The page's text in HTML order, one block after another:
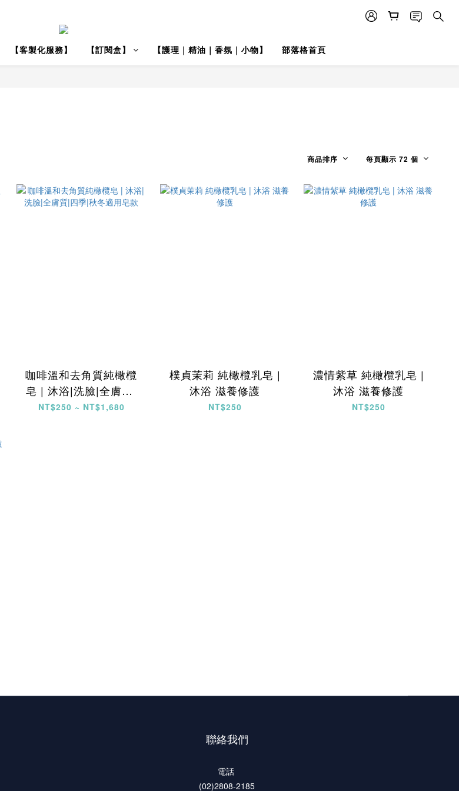
【客製化服務】 【訂閱盒】 【護理｜精油｜香氛｜小物】 部落格首頁
商品排序 每頁顯示 72 個
咖啡溫和去角質純橄欖
皂 | 沐浴|洗臉|全膚質|
四季|秋冬適用皂款
NT$250 ~ NT$1,680
樸貞茉莉 純橄欖乳皂 |
沐浴 滋養修護
NT$250
濃情紫草 純橄欖乳皂 |
沐浴 滋養修護
NT$250
聯絡我們
電話
(02)2808-2185